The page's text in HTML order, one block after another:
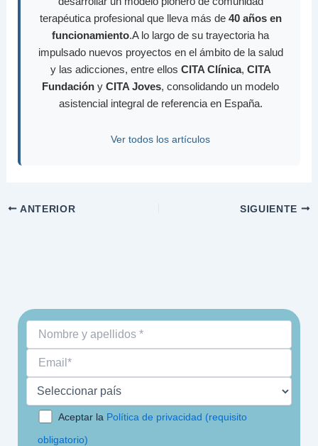
terapéutica profesional que lleva más de 40 años en
funcionamiento.A lo largo de su trayectoria ha
impulsado nuevos proyectos en el ámbito de la salud
y las adicciones, entre ellos CITA Clínica, CITA
Fundación y CITA Joves, consolidando un modelo
asistencial integral de referencia en España.
Ver todos los artículos
ANTERIOR SIGUIENTE
Aceptar la Política de privacidad (requisito
obligatorio)